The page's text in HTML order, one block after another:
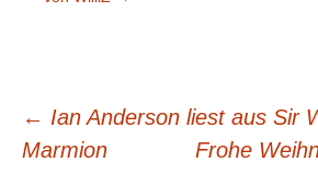
← Ian Anderson liest aus Sir
Marmion
Frohe